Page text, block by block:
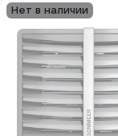
Нет в наличии